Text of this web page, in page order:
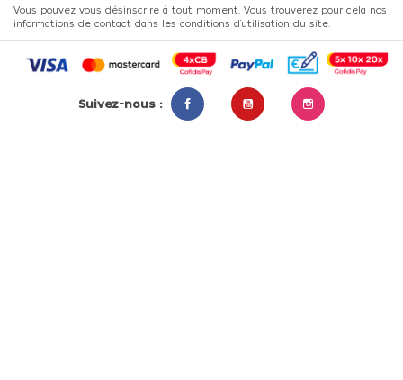
Vous pouvez vous désinscrire à tout moment. Vous trouverez pour cela nos
informations de contact dans les conditions d'utilisation du site.
Suivez-nous :
FacebookYouTubeInstagram